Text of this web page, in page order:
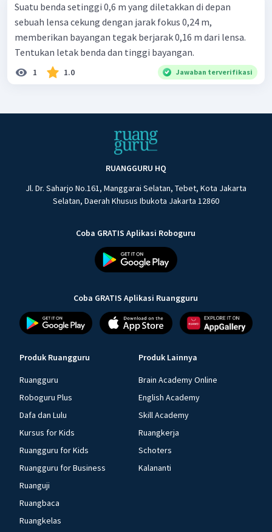
Suatu benda setinggi 0,6 m yang diletakkan di depan
sebuah lensa cekung dengan jarak fokus 0,24 m,
memberikan bayangan tegak berjarak 0,16 m dari lensa.
Tentukan letak benda dan tinggi bayangan.
1 1.0 Jawaban terverifikasi
RUANGGURU HQ
Jl. Dr. Saharjo No.161, Manggarai Selatan, Tebet, Kota Jakarta
Selatan, Daerah Khusus Ibukota Jakarta 12860
Coba GRATIS Aplikasi Roboguru
Coba GRATIS Aplikasi Ruangguru
Produk Ruangguru
Ruangguru
Roboguru Plus
Dafa dan Lulu
Kursus for Kids
Ruangguru for Kids
Ruangguru for Business
Ruanguji
Ruangbaca
Ruangkelas
Produk Lainnya
Brain Academy Online
English Academy
Skill Academy
Ruangkerja
Schoters
Kalananti